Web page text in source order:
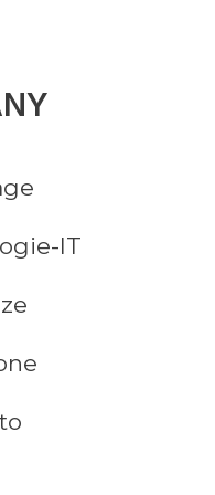
IT